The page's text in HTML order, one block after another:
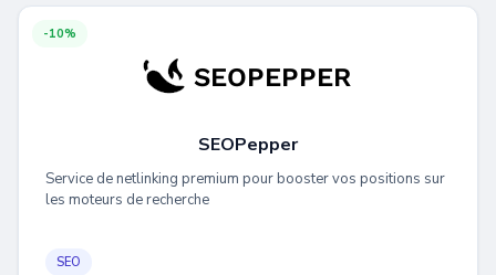
-10%
SEOPepper
Service de netlinking premium pour booster vos positions sur
les moteurs de recherche
SEO